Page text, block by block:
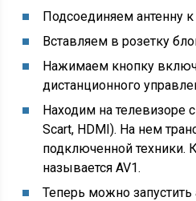
Подсоединяем антенну
Вставляем в розетку
Нажимаем кнопку
дистанционного
Находим на телевизоре
Scart, HDMI). На нем
подключенной техники.
называется AV1.
Теперь можно